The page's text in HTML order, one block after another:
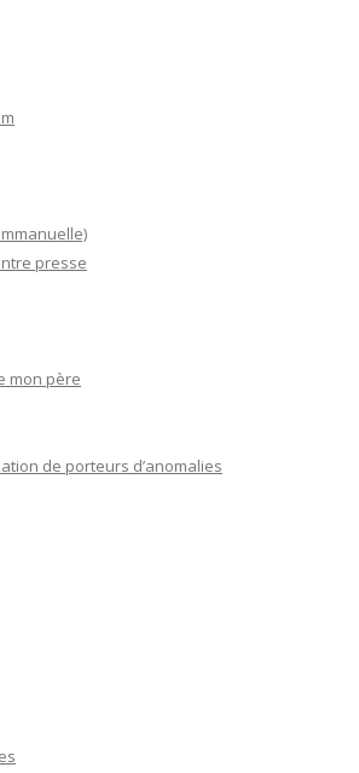
presse
mon père
de porteurs d’anomalies